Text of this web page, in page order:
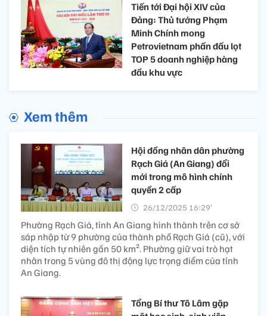
Tiến tới Đại hội XIV của
Đảng: Thủ tướng Phạm
Minh Chính mong
Petrovietnam phấn đấu lọt
TOP 5 doanh nghiệp hàng
đầu khu vực
Xem thêm
Hội đồng nhân dân phường
Rạch Giá (An Giang) đổi
mới trong mô hình chính
quyền 2 cấp
26/12/2025 16:29’
Phường Rạch Giá, tỉnh An Giang hình thành trên cơ sở
sáp nhập từ 9 phường của thành phố Rạch Giá (cũ), với
diện tích tự nhiên gần 50 km². Phường giữ vai trò hạt
nhân trong 5 vùng đô thị động lực trọng điểm của tỉnh
An Giang.
Tổng Bí thư Tô Lâm gặp